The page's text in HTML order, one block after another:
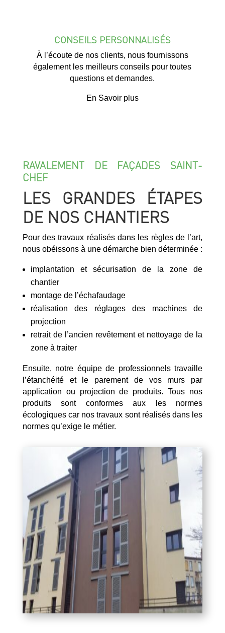
CONSEILS PERSONNALISÉS
À l’écoute de nos clients, nous fournissons
également les meilleurs conseils pour toutes
questions et demandes.
En Savoir plus
RAVALEMENT DE FAÇADES SAINT-
CHEF
LES GRANDES ÉTAPES
DE NOS CHANTIERS
Pour des travaux réalisés dans les règles de l’art,
nous obéissons à une démarche bien déterminée :
implantation et sécurisation de la zone de
chantier
montage de l’échafaudage
réalisation des réglages des machines de
projection
retrait de l’ancien revêtement et nettoyage de la
zone à traiter
Ensuite, notre équipe de professionnels travaille
l’étanchéité et le parement de vos murs par
application ou projection de produits. Tous nos
produits sont conformes aux les normes
écologiques car nos travaux sont réalisés dans les
normes qu’exige le métier.
Mentions Légales
Politique de Confidentialité